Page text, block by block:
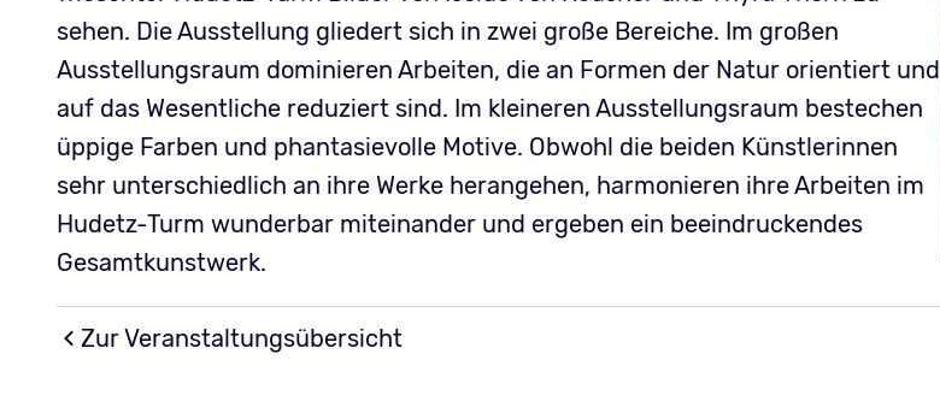
sehen. Die Ausstellung gliedert sich in zwei große Bereiche. Im großen
Ausstellungsraum dominieren Arbeiten, die an Formen der Natur orientiert und
auf das Wesentliche reduziert sind. Im kleineren Ausstellungsraum bestechen
üppige Farben und phantasievolle Motive. Obwohl die beiden Künstlerinnen
sehr unterschiedlich an ihre Werke herangehen, harmonieren ihre Arbeiten im
Hudetz-Turm wunderbar miteinander und ergeben ein beeindruckendes
Gesamtkunstwerk.
Zur Veranstaltungsübersicht